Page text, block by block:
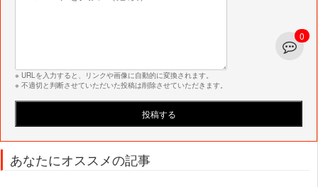
0
※ URLを入力すると、リンクや画像に自動的に変換されます。
※ 不適切と判断させていただいた投稿は削除させていただきます。
あなたにオススメの記事